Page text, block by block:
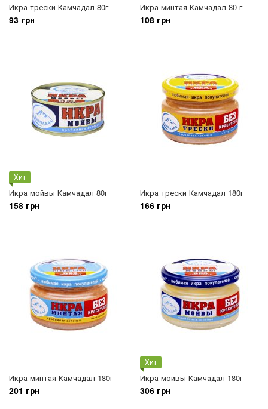
Икра трески Камчадал 80г
93 грн
Икра минтая Камчадал 80 г
108 грн
Хит
Икра мойвы Камчадал 80г
158 грн
Икра трески Камчадал 180г
166 грн
Икра минтая Камчадал 180г
201 грн
Хит
Икра мойвы Камчадал 180г
306 грн